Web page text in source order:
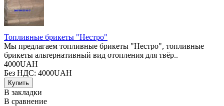
Топливные брикеты "Нестро"
Мы предлагаем топливные брикеты "Нестро", топливные
брикеты альтернативный вид отопления для твёр..
4000UAH
Без НДС: 4000UAH
В закладки
В сравнение